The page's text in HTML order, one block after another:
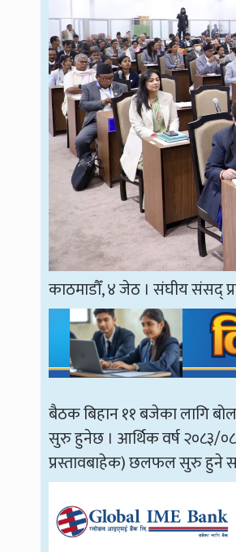
काठमाडौँ, ४ जेठ । संघीय संसद्
बैठक बिहान ११ बजेका लागि
सुरु हुनेछ । आर्थिक वर्ष २०८३/
प्रस्तावबाहेक) छलफल सुरु हुने